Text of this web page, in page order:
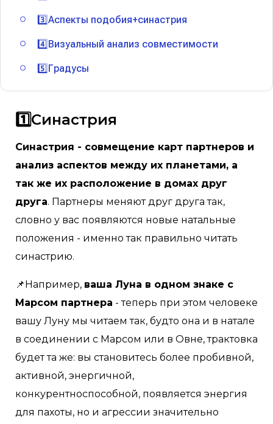
3️⃣Аспекты подобия+синастрия
4️⃣Визуальный анализ совместимости
5️⃣Градусы
1️⃣Синастрия
Синастрия - совмещение карт партнеров и
анализ аспектов между их планетами, а
так же их расположение в домах друг
друга. Партнеры меняют друг друга так,
словно у вас появляются новые натальные
положения - именно так правильно читать
синастрию.
📌Например, ваша Луна в одном знаке с
Марсом партнера - теперь при этом человеке
вашу Луну мы читаем так, будто она и в натале
в соединении с Марсом или в Овне, трактовка
будет та же: вы становитесь более пробивной,
активной, энергичной,
конкурентноспособной, появляется энергия
для пахоты, но и агрессии значительно